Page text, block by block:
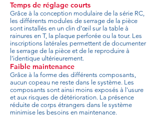
Temps de réglage courts
Grâce à la conception modulaire de la série RC,
les différents modules de serrage de la pièce
sont installés en un clin d’œil sur la table à
rainures en T, la plaque perforée ou la tour. Les
inscriptions latérales permettent de documenter
le serrage de la pièce et de le reproduire à
l’identique ultérieurement.
Faible maintenance
Grâce à la forme des différents composants,
aucun copeau ne reste dans le système. Les
composants sont ainsi moins exposés à l'usure
et aux risques de détérioration. La présence
réduite de corps étrangers dans le système
minimise les besoins en maintenance.